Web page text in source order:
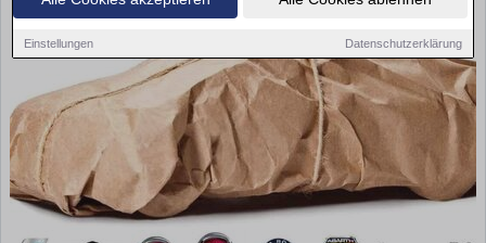
Einstellungen Datenschutzerklärung